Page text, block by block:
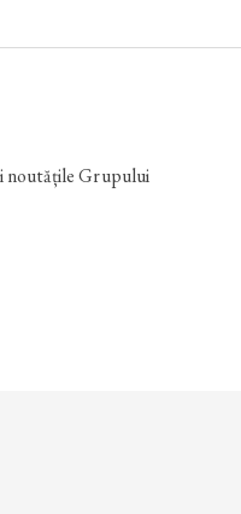
noutățile Grupului